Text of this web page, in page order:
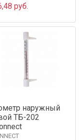
руб.
наружный
ТБ-202